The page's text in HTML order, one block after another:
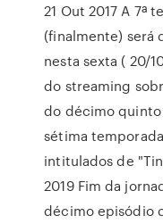
21 Out 2017 A 7ª
(finalmente) será
nesta sexta ( 20/
do streaming
do décimo
sétima
intitulados de
2019 Fim da
décimo episódio